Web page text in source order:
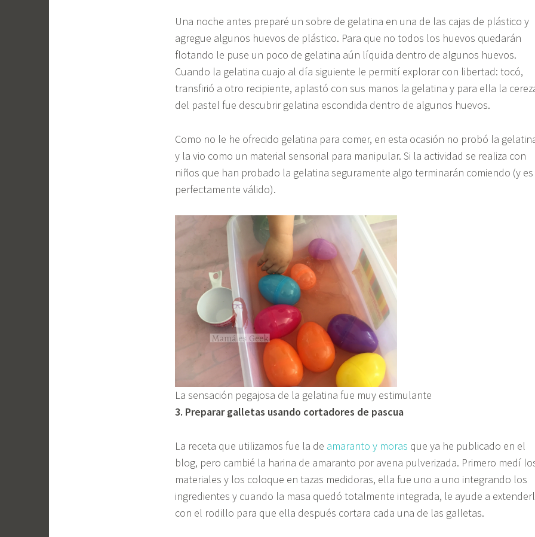
Una noche antes preparé un sobre de gelatina en una de las cajas de plástico y
agregue algunos huevos de plástico. Para que no todos los huevos quedarán
flotando le puse un poco de gelatina aún líquida dentro de algunos huevos.
Cuando la gelatina cuajo al día siguiente le permití explorar con libertad: tocó,
transfirió a otro recipiente, aplastó con sus manos la gelatina y para ella la
del pastel fue descubrir gelatina escondida dentro de algunos huevos.
Como no le he ofrecido gelatina para comer, en esta ocasión no probó la
y la vio como un material sensorial para manipular. Si la actividad se realiza con
niños que han probado la gelatina seguramente algo terminarán comiendo (y es
perfectamente válido).
La sensación pegajosa de la gelatina fue muy estimulante
3. Preparar galletas usando cortadores de pascua
La receta que utilizamos fue la de amaranto y moras que ya he publicado en el
blog, pero cambié la harina de amaranto por avena pulverizada. Primero medí
materiales y los coloque en tazas medidoras, ella fue uno a uno integrando los
ingredientes y cuando la masa quedó totalmente integrada, le ayude a
con el rodillo para que ella después cortara cada una de las galletas.